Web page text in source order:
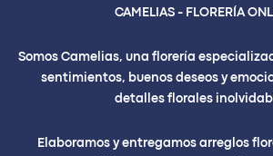
CAMELIAS - FLORERÍA
Somos Camelias, una florería
sentimientos, buenos deseos y
detalles florales
Elaboramos y entregamos arreglos